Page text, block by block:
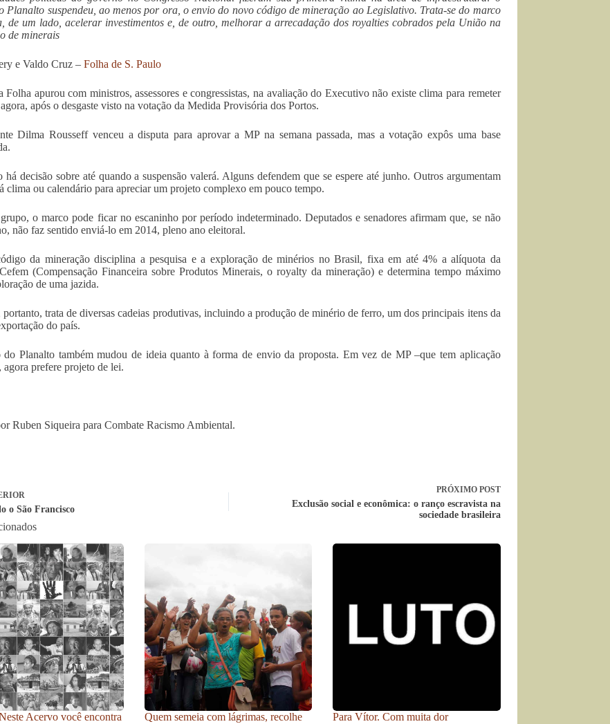
Planalto suspendeu, ao menos por ora, o envio do novo código de mineração ao Legislativo. Trata-se do marco
de um lado, acelerar investimentos e, de outro, melhorar a arrecadação dos royalties cobrados pela União na
de minerais
e Valdo Cruz – Folha de S. Paulo
Folha apurou com ministros, assessores e congressistas, na avaliação do Executivo não existe clima para remeter
após o desgaste visto na votação da Medida Provisória dos Portos.
Dilma Rousseff venceu a disputa para aprovar a MP na semana passada, mas a votação expôs uma base
há decisão sobre até quando a suspensão valerá. Alguns defendem que se espere até junho. Outros argumentam
clima ou calendário para apreciar um projeto complexo em pouco tempo.
grupo, o marco pode ficar no escaninho por período indeterminado. Deputados e senadores afirmam que, se não
não faz sentido enviá-lo em 2014, pleno ano eleitoral.
da mineração disciplina a pesquisa e a exploração de minérios no Brasil, fixa em até 4% a alíquota da
(Compensação Financeira sobre Produtos Minerais, o royalty da mineração) e determina tempo máximo
de uma jazida.
trata de diversas cadeias produtivas, incluindo a produção de minério de ferro, um dos principais itens da
do país.
do Planalto também mudou de ideia quanto à forma de envio da proposta. Em vez de MP –que tem aplicação
agora prefere projeto de lei.
Ruben Siqueira para Combate Racismo Ambiental.
o São Francisco
PRÓXIMO POST
Exclusão social e econômica: o ranço escravista na
sociedade brasileira
Acervo você encontra
Quem semeia com lágrimas, recolhe
Para Vítor. Com muita dor